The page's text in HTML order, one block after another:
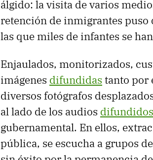
álgido: la visita de varios
retención de inmigrantes puso
las que miles de infantes se
Enjaulados, monitorizados,
imágenes difundidas tanto por
diversos fotógrafos
al lado de los audios
gubernamental. En ellos,
pública, se escucha a grupos